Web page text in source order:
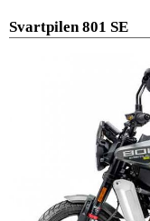
Svartpilen 801 SE